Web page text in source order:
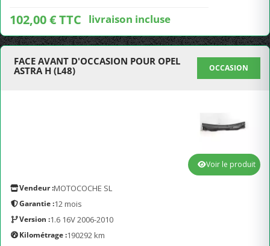
102,00 € TTC livraison incluse
FACE AVANT D'OCCASION POUR OPEL
ASTRA H (L48)
OCCASION
Vendeur :MOTOCOCHE SL
Garantie :12 mois
Version :1.6 16V 2006-2010
Kilométrage :190292 km
Voir le produit